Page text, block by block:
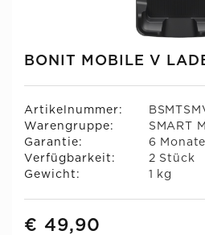
BONIT MOBILE V
Artikelnummer:
Warengruppe:
SMART
Garantie:
6 Monate
Verfügbarkeit:
2 Stück
Gewicht:
1 kg
€ 49,90